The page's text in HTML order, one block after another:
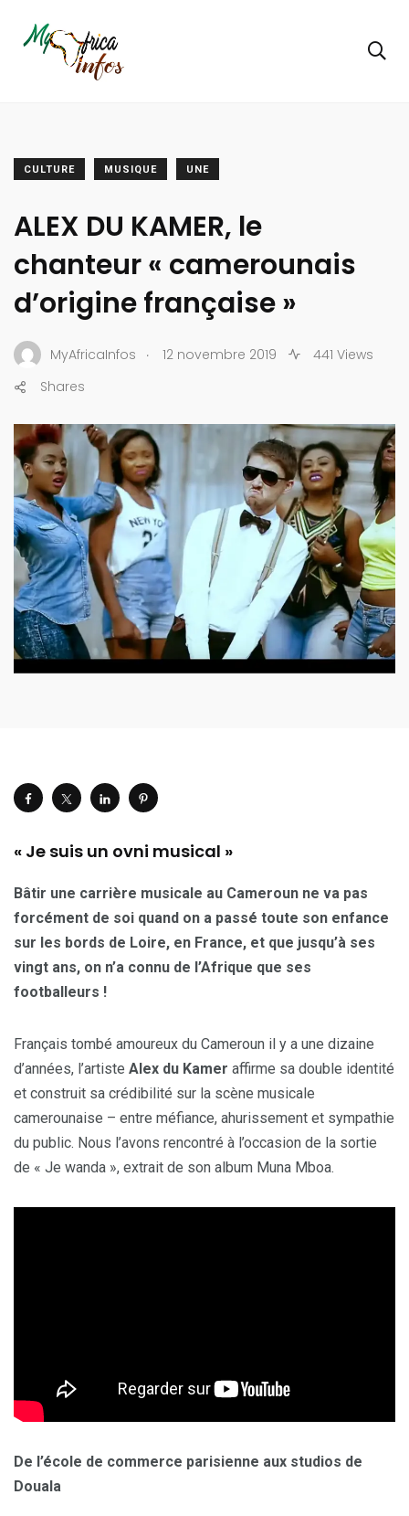
CULTURE MUSIQUE UNE
ALEX DU KAMER, le
chanteur « camerounais
d’origine française »
MyAfricaInfos . 12 novembre 2019
441 Views
Shares
« Je suis un ovni musical »
Bâtir une carrière musicale au Cameroun ne va pas
forcément de soi quand on a passé toute son enfance
sur les bords de Loire, en France, et que jusqu’à ses
vingt ans, on n’a connu de l’Afrique que ses
footballeurs !
Français tombé amoureux du Cameroun il y a une dizaine
d’années, l’artiste Alex du Kamer affirme sa double identité
et construit sa crédibilité sur la scène musicale
camerounaise – entre méfiance, ahurissement et sympathie
du public. Nous l’avons rencontré à l’occasion de la sortie
de « Je wanda », extrait de son album Muna Mboa.
De l’école de commerce parisienne aux studios de
Douala